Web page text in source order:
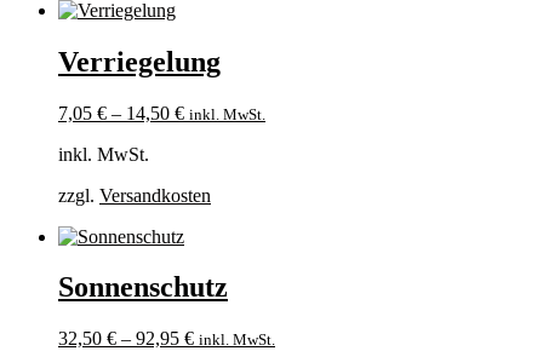
Verriegelung
7,05 € – 14,50 € inkl. MwSt.
inkl. MwSt.
zzgl. Versandkosten
Sonnenschutz
32,50 € – 92,95 € inkl. MwSt.